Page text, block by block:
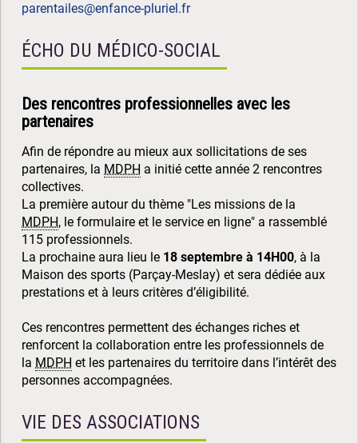
parentailes@enfance-pluriel.fr
ÉCHO DU MÉDICO-SOCIAL
Des rencontres professionnelles avec les
partenaires
Afin de répondre au mieux aux sollicitations de ses
partenaires, la MDPH a initié cette année 2 rencontres
collectives.
La première autour du thème "Les missions de la
MDPH, le formulaire et le service en ligne" a rassemblé
115 professionnels.
La prochaine aura lieu le 18 septembre à 14H00, à la
Maison des sports (Parçay-Meslay) et sera dédiée aux
prestations et à leurs critères d’éligibilité.
Ces rencontres permettent des échanges riches et
renforcent la collaboration entre les professionnels de
la MDPH et les partenaires du territoire dans l’intérêt des
personnes accompagnées.
VIE DES ASSOCIATIONS